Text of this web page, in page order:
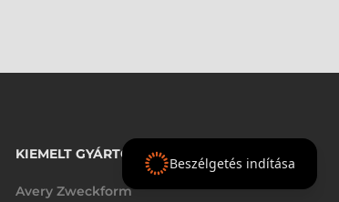
KIEMELT GYÁRTÓINK
Avery Zweckform
Beszélgetés indítása